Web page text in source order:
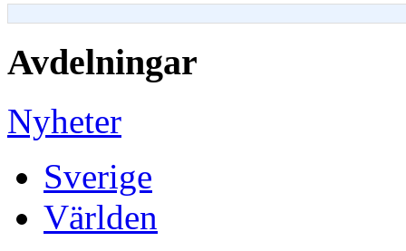
Avdelningar
Nyheter
Sverige
Världen